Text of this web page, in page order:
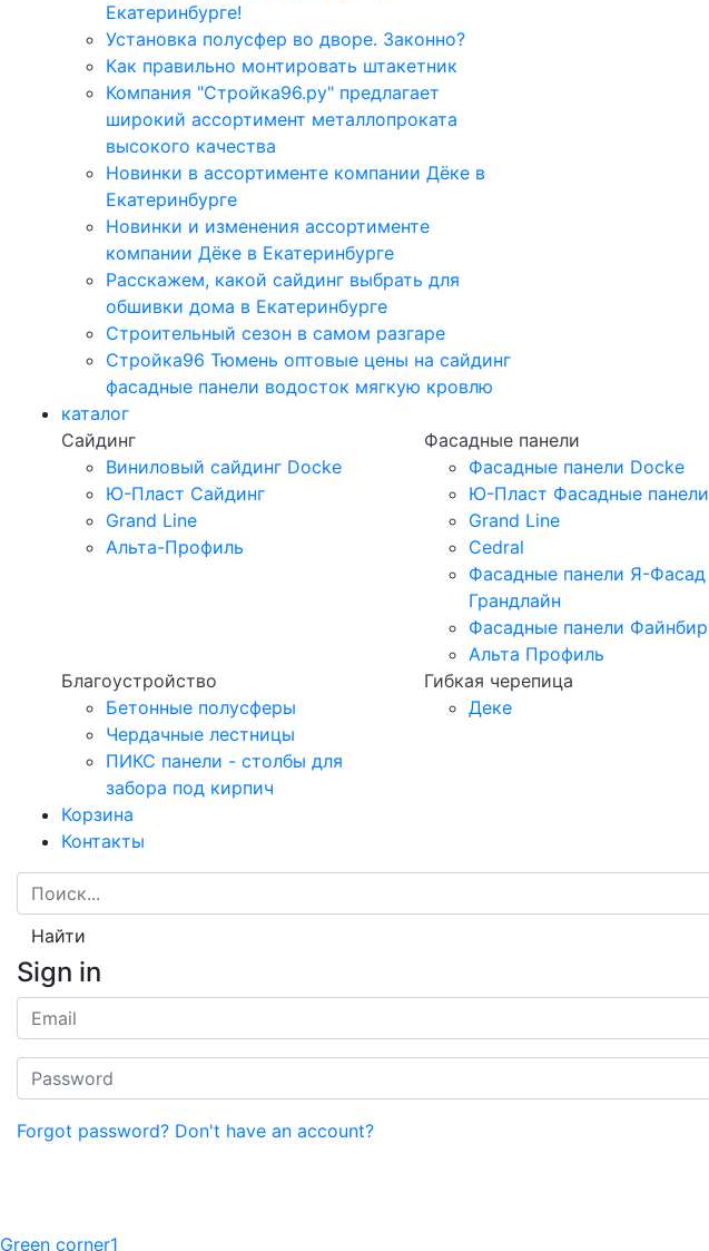
Екатеринбурге!
Установка полусфер во дворе. Законно?
Как правильно монтировать штакетник
Компания "Стройка96.ру" предлагает
широкий ассортимент металлопроката
высокого качества
Новинки в ассортименте компании Дёке в
Екатеринбурге
Новинки и изменения ассортименте
компании Дёке в Екатеринбурге
Расскажем, какой сайдинг выбрать для
обшивки дома в Екатеринбурге
Строительный сезон в самом разгаре
Стройка96 Тюмень оптовые цены на сайдинг
фасадные панели водосток мягкую кровлю
каталог
Сайдинг
Виниловый сайдинг Docke
Ю-Пласт Сайдинг
Grand Line
Альта-Профиль
Фасадные панели
Фасадные панели Docke
Ю-Пласт Фасадные панели
Grand Line
Cedral
Фасадные панели Я-Фасад
Грандлайн
Фасадные панели Файнбир
Альта Профиль
Благоустройство
Бетонные полусферы
Чердачные лестницы
ПИКС панели - столбы для
забора под кирпич
Гибкая черепица
Деке
Корзина
Контакты
Найти
Sign in
Forgot password? Don't have an account?
Green corner1